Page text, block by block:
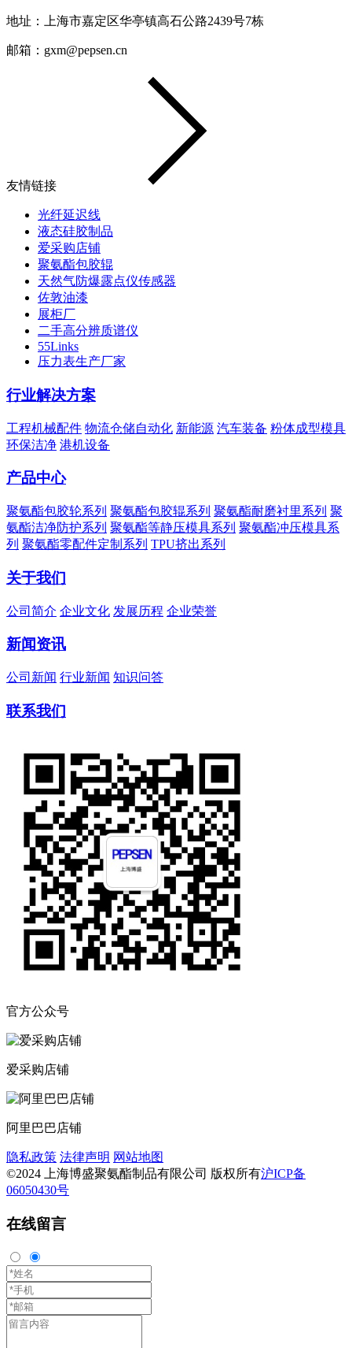
地址：上海市嘉定区华亭镇高石公路2439号7栋
邮箱：gxm@pepsen.cn
友情链接
光纤延迟线
液态硅胶制品
爱采购店铺
聚氨酯包胶辊
天然气防爆露点仪传感器
佐敦油漆
展柜厂
二手高分辨质谱仪
55Links
压力表生产厂家
行业解决方案
工程机械配件 物流仓储自动化 新能源 汽车装备 粉体成型模具
环保洁净 港机设备
产品中心
聚氨酯包胶轮系列 聚氨酯包胶辊系列 聚氨酯耐磨衬里系列 聚
氨酯洁净防护系列 聚氨酯等静压模具系列 聚氨酯冲压模具系
列 聚氨酯零配件定制系列 TPU挤出系列
关于我们
公司简介 企业文化 发展历程 企业荣誉
新闻资讯
公司新闻 行业新闻 知识问答
联系我们
官方公众号
爱采购店铺
阿里巴巴店铺
隐私政策 法律声明 网站地图
©2024 上海博盛聚氨酯制品有限公司 版权所有沪ICP备
06050430号
在线留言